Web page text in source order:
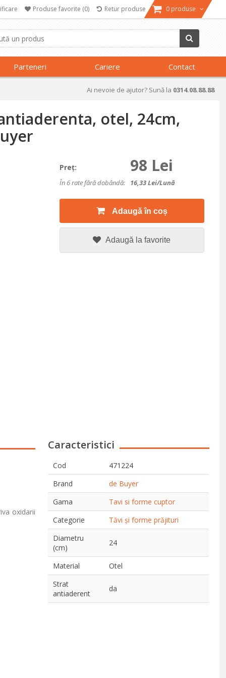
Produse favorite (0) Retur produse 0 produse
Parteneri Cariere Contact
Ai nevoie de ajutor? Sună la 0314.08.88.88
otel, 24cm,
Preţ: 98 Lei
În 6 rate fără dobândă: 16,33Lei/lună
Adaugă în coș
Adaugă la favorite
oxidarii
Caracteristici
Cod
471224
Brand
de Buyer
Gama
Tavi si forme cuptor
Categorie
Tăvi și forme prăjituri
Diametru
(cm)
24
Material
Otel
Strat
antiaderent
da